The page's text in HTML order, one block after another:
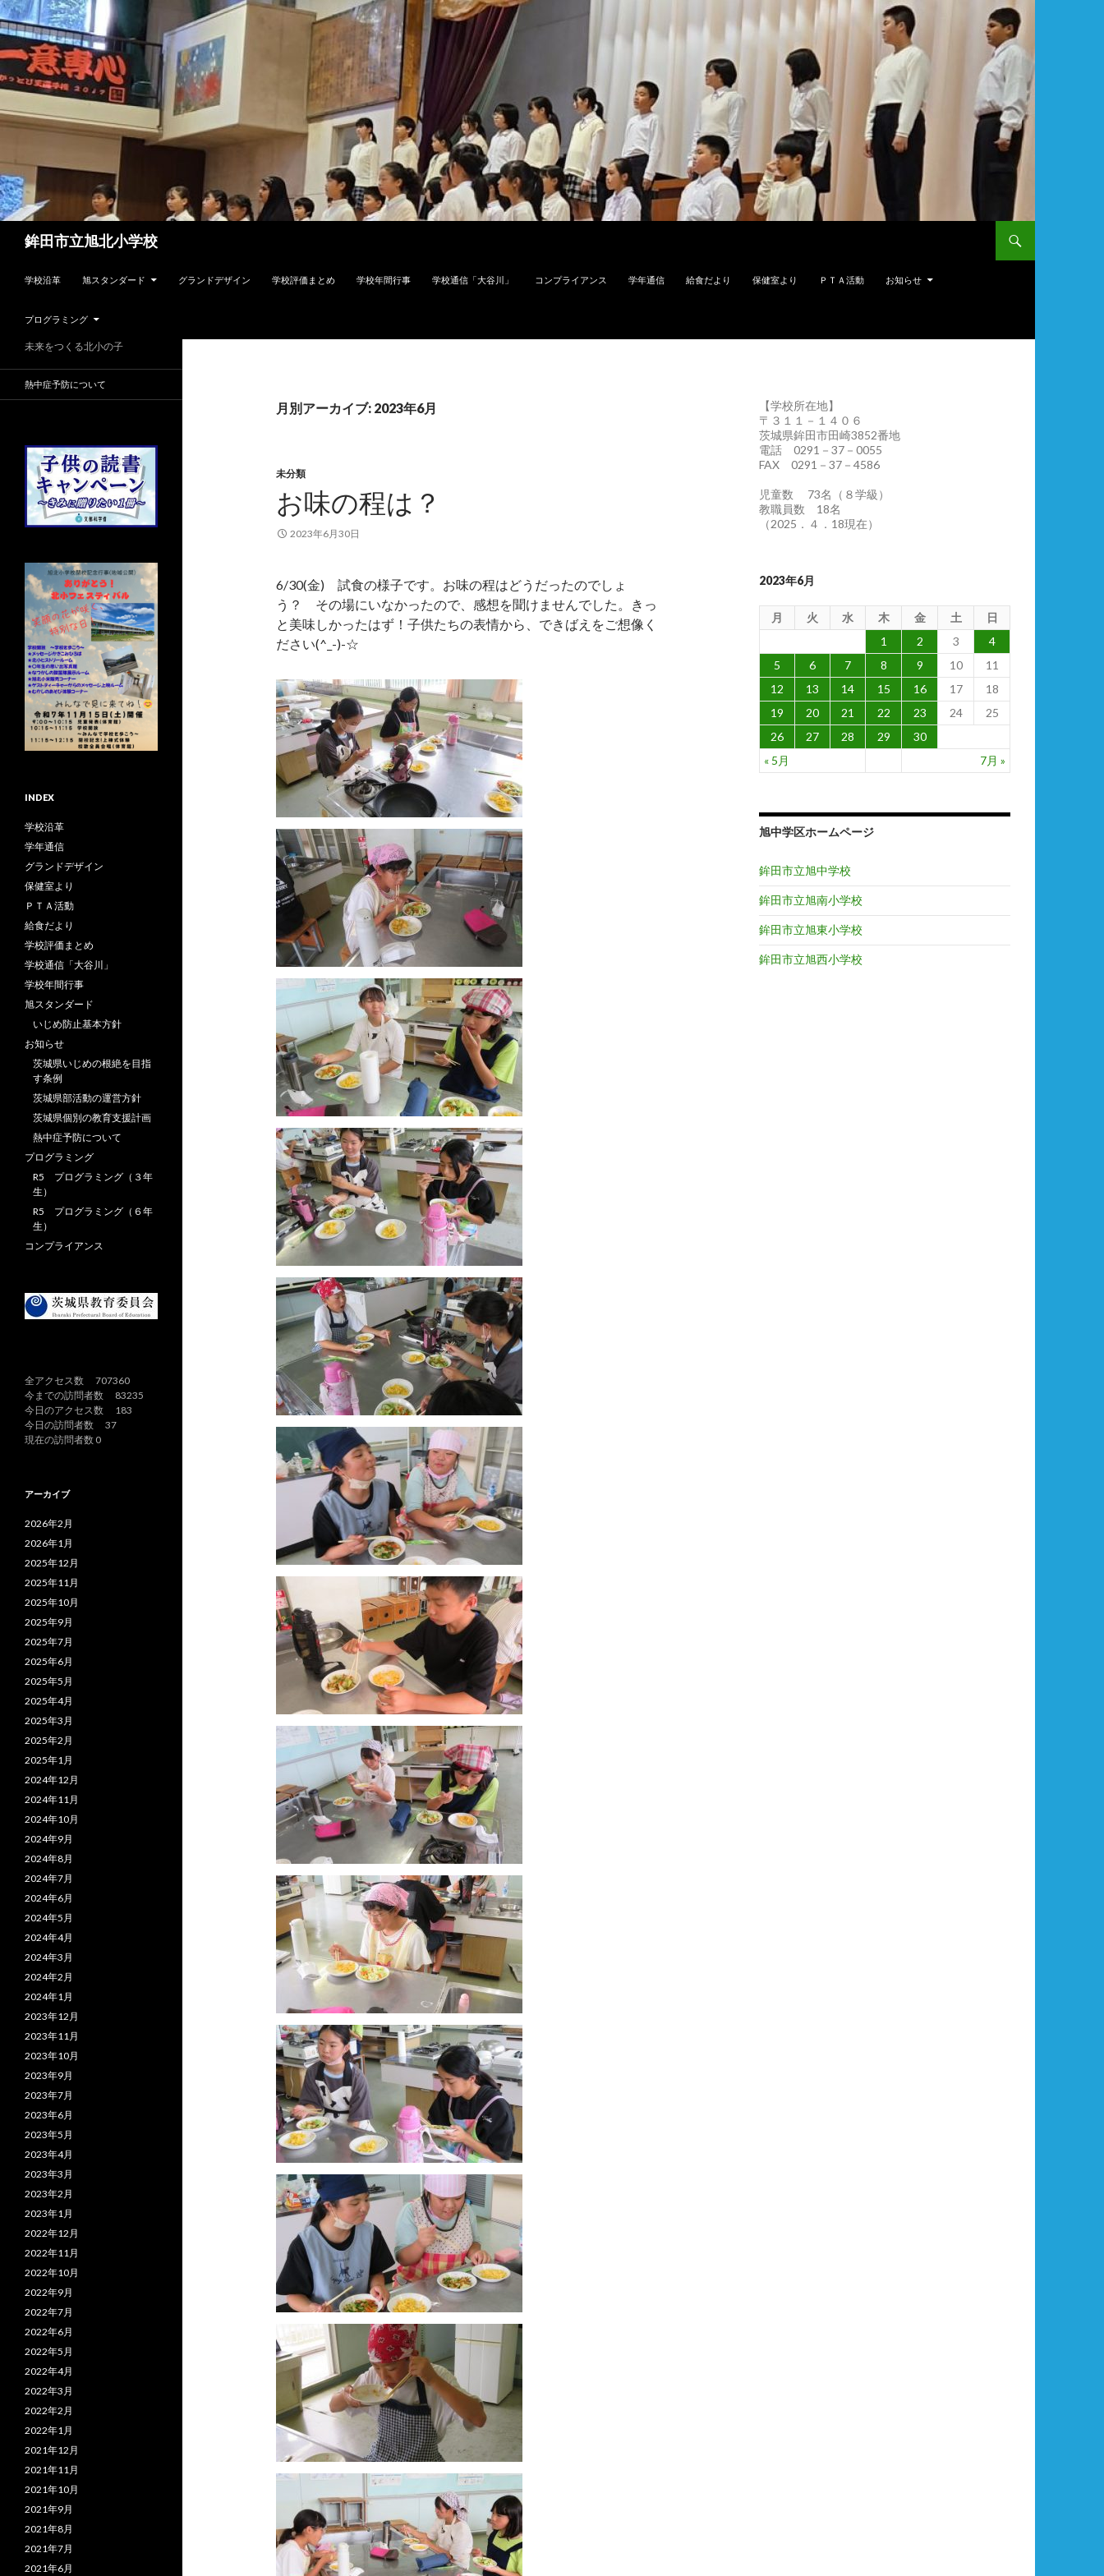
鉾田市立旭北小学校
学校沿革
旭スタンダード グランドデザイン 学校評価まとめ 学校年間行事 学校通信「大谷川」 コンプライアンス 学年通信 給食だより 保健室より ＰＴＡ活動 お知らせ
プログラミング
月別アーカイブ: 2023年6月
未分類
お味の程は？
2023年6月30日
6/30(金) 試食の様子です。お味の程はどうだったのでしょ
う？ その場にいなかったので、感想を聞けませんでした。きっ
と美味しかったはず！子供たちの表情から、できばえをご想像く
ださい(^_-)-☆
【学校所在地】
〒３１１－１４０６
茨城県鉾田市田崎3852番地
電話 0291－37－0055
FAX 0291－37－4586
児童数 73名（８学級）
教職員数 18名
（2025．４．18現在）
2023年6月
月 火 水 木 金 土 日
« 5月 7月 »
1 2 3
4
5
6 7 8 9 10
11
12
13 14 15 16 17
18
19
20 21 22 23 24
25
26
27 28 29 30
旭中学区ホームページ
鉾田市立旭中学校
鉾田市立旭南小学校
鉾田市立旭東小学校
鉾田市立旭西小学校
未来をつくる北小の子
熱中症予防について
INDEX
学校沿革
学年通信
グランドデザイン
保健室より
ＰＴＡ活動
給食だより
学校評価まとめ
学校通信「大谷川」
学校年間行事
旭スタンダード
いじめ防止基本方針
お知らせ
茨城県いじめの根絶を目指
す条例
茨城県部活動の運営方針
茨城県個別の教育支援計画
熱中症予防について
プログラミング
R5 プログラミング（３年
生）
R5 プログラミング（６年
生）
コンプライアンス
全アクセス数 707360
今までの訪問者数 83235
今日のアクセス数 183
今日の訪問者数 37
現在の訪問者数 0
アーカイブ
2026年2月
2026年1月
2025年12月
2025年11月
2025年10月
2025年9月
2025年7月
2025年6月
2025年5月
2025年4月
2025年3月
2025年2月
2025年1月
2024年12月
2024年11月
2024年10月
2024年9月
2024年8月
2024年7月
2024年6月
2024年5月
2024年4月
2024年3月
2024年2月
2024年1月
2023年12月
2023年11月
2023年10月
2023年9月
2023年7月
2023年6月
2023年5月
2023年4月
2023年3月
2023年2月
2023年1月
2022年12月
2022年11月
2022年10月
2022年9月
2022年7月
2022年6月
2022年5月
2022年4月
2022年3月
2022年2月
2022年1月
2021年12月
2021年11月
2021年10月
2021年9月
2021年8月
2021年7月
2021年6月